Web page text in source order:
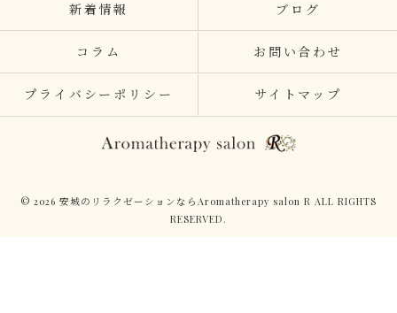
新着情報 ブログ
コラム お問い合わせ
プライバシーポリシー サイトマップ
© 2026 安城のリラクゼーションならAromatherapy salon R ALL RIGHTS
RESERVED.